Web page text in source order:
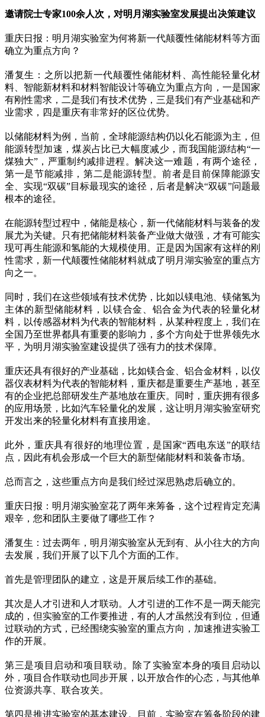
邀请院士专家100余人次，对明月湖实验室发展提出决策建议
重庆日报：明月湖实验室为何将新一代颠覆性储能材料等方面
确立为重点方向？
潘复生：之所以把新一代颠覆性储能材料、高性能轻量化材
料、智能新材料和材料智能设计等确立为重点方向，一是国家
有刚性需求，二是我们有技术优势，三是我们有产业基础和产
业需求，四是重庆有非常好的区位优势。
以储能材料为例，当前，全球能源结构仍以化石能源为主，但
能源转型加速，煤炭占比已大幅度减少，而我国能源结构“一
煤独大”，严重制约减排进程。解决这一难题，有两个途径，
第一是节能减排，第二是能源转型。前者是目前保障能源安
全、实现“双碳”目标最现实的途径，后者是解决“双碳”问题最
根本的途径。
在能源转型过程中，储能是核心，新一代储能材料与装备的发
展尤为关键。只有把储能材料装备产业做大做强，才有可能实
现可再生能源和氢能的大规模使用。正是因为国家有这样的刚
性需求，新一代颠覆性储能材料就成了明月湖实验室的重点方
向之一。
同时，我们在这些领域有技术优势，比如以镁电池、镁储氢为
主体的新型储能材料，以镁合金、铝合金为代表的轻量化材
料，以传感器材料为代表的智能材料，从某种程度上，我们在
全国乃至世界都具有重要的影响力，多个方向处于世界领先水
平，为明月湖实验室建设提供了强有力的技术保障。
重庆还具有很好的产业基础，比如镁合金、铝合金材料，以仪
器仪表材料为代表的智能材料，重庆都是重要生产基地，甚至
有的企业把总部研发生产基地放在重庆。同时，重庆拥有很多
的应用场景，比如汽车轻量化的发展，这让明月湖实验室研究
开发出来的轻量化材料有直接用途。
此外，重庆具有很好的地理位置，是国家“西电东送”的联结
点，因此有机会形成一个巨大的新型储能材料和装备市场。
总而言之，这些重点方向是我们经过深思熟虑后确立的。
重庆日报：明月湖实验室花了两年来筹备，这个过程肯定充满
艰辛，您和团队主要做了哪些工作？
潘复生：过去两年，明月湖实验室从无到有、从小往大的方向
去发展，我们开展了以下几个方面的工作。
首先是管理团队的建立，这是开展后续工作的基础。
其次是人才引进和人才联动。人才引进的工作不是一两天能完
成的，但实验室的工作要推进，有的人才虽然没有到位，但通
过联动的方式，已经围绕实验室的重点方向，加速推进实验工
作的开展。
第三是项目启动和项目联动。除了实验室本身的项目启动以
外，项目合作联动也同步开展，以开放合作的心态，与其他单
位资源共享、联合攻关。
第四是推进实验室的基本建设。目前，实验室在筹备阶段的建